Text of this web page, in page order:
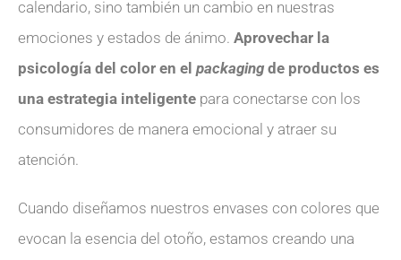
calendario, sino también un cambio en nuestras
emociones y estados de ánimo. Aprovechar la
psicología del color en el packaging de productos es
una estrategia inteligente para conectarse con los
consumidores de manera emocional y atraer su
atención.
Cuando diseñamos nuestros envases con colores que
evocan la esencia del otoño, estamos creando una